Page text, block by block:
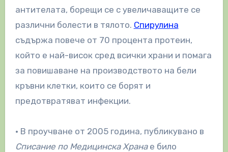
антителата, борещи се с увеличаващите се
различни болести в тялото. Спирулина
съдържа повече от 70 процента протеин,
който е най-висок сред всички храни и помага
за повишаване на производството на бели
кръвни клетки, които се борят и
предотвратяват инфекции.
• В проучване от 2005 година, публикувано в
Списание по Медицинска Хранае било